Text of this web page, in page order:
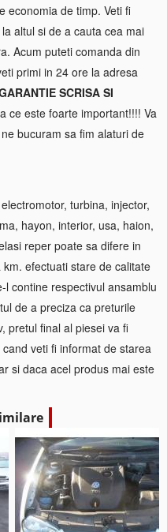
economia de timp. Veti fi
altul si de a cauta cea mai
Acum puteti comanda din
primi in 24 ore la adresa
SCRISA SI
ce este foarte important!!!! Va
bucuram sa fim alaturi de
turbina, injector,
hayon, interior, usa, haion,
reper poate sa difere in
efectuati stare de calitate
contine respectivul ansamblu
de a preciza ca preturile
pretul final al piesei va fi
veti fi informat de starea
si daca acel produs mai este